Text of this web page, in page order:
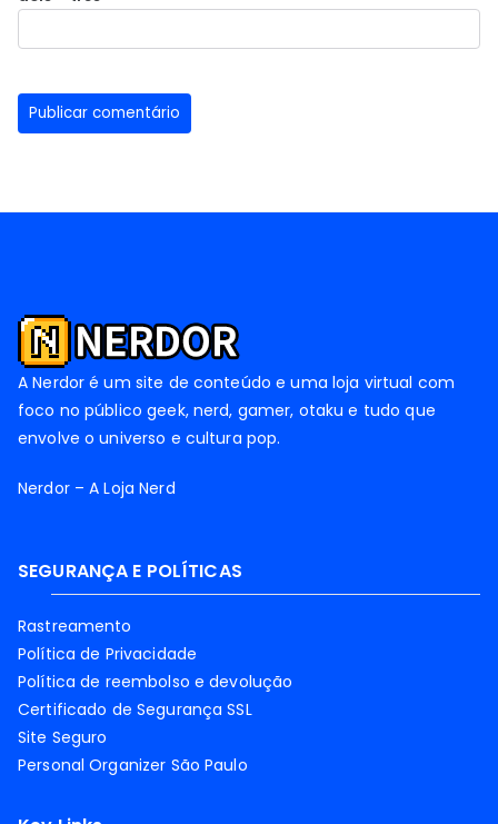
A Nerdor é um site de conteúdo e uma loja virtual com
foco no público geek, nerd, gamer, otaku e tudo que
envolve o universo e cultura pop.
Nerdor – A Loja Nerd
SEGURANÇA E POLÍTICAS
Rastreamento
Política de Privacidade
Política de reembolso e devolução
Certificado de Segurança SSL
Site Seguro
Personal Organizer São Paulo